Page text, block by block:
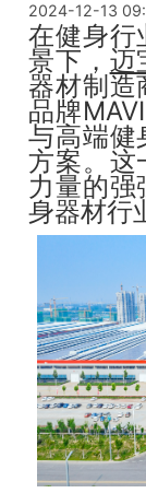
2024-12-13
在健身行
景下， 迈
器材制造
品牌
与高端健
方案。这
力量的强
身器材行